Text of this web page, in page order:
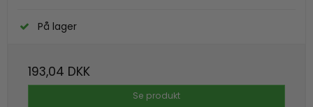
På lager
193,04 DKK
Se produkt